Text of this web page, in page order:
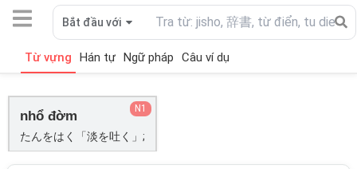
Bắt đầu với
Từ vựng Hán tự Ngữ pháp Câu ví dụ
nhổ đờm
たんをはく「淡を吐く」;
N1